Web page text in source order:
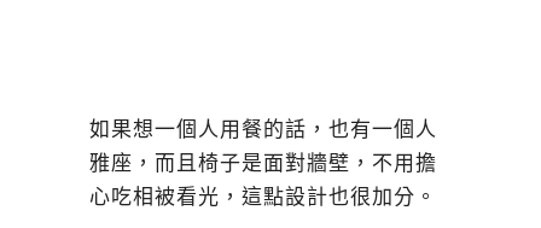
如果想一個人用餐的話，也有一個人
雅座，而且椅子是面對牆壁，不用擔
心吃相被看光，這點設計也很加分。